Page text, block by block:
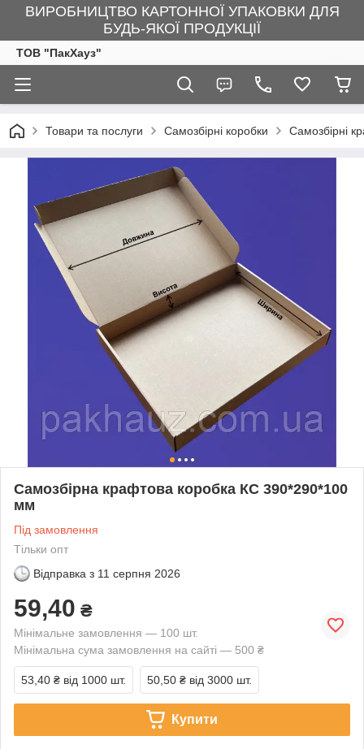
ВИРОБНИЦТВО КАРТОННОЇ УПАКОВКИ ДЛЯ
БУДЬ-ЯКОЇ ПРОДУКЦІЇ
ТОВ "ПакХауз"
Товари та послуги Самозбірні коробки Самозбірні
Самозбірна крафтова коробка КС 390*290*100
мм
Під замовлення
Тільки опт
Відправка з 11 серпня 2026
59,40 ₴
Мінімальне замовлення — 100 шт.
Мінімальна сума замовлення на сайті — 500 ₴
53,40 ₴ від 1000 шт. 50,50 ₴ від 3000 шт.
Купити